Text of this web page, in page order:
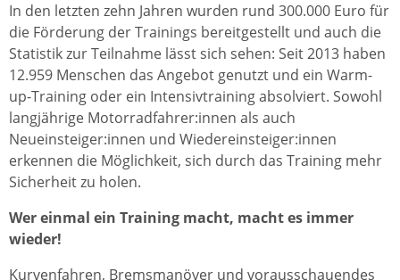
In den letzten zehn Jahren wurden rund 300.000 Euro für
die Förderung der Trainings bereitgestellt und auch die
Statistik zur Teilnahme lässt sich sehen: Seit 2013 haben
12.959 Menschen das Angebot genutzt und ein Warm-
up-Training oder ein Intensivtraining absolviert. Sowohl
langjährige Motorradfahrer:innen als auch
Neueinsteiger:innen und Wiedereinsteiger:innen
erkennen die Möglichkeit, sich durch das Training mehr
Sicherheit zu holen.
Wer einmal ein Training macht, macht es immer
wieder!
Kurvenfahren, Bremsmanöver und vorausschauendes